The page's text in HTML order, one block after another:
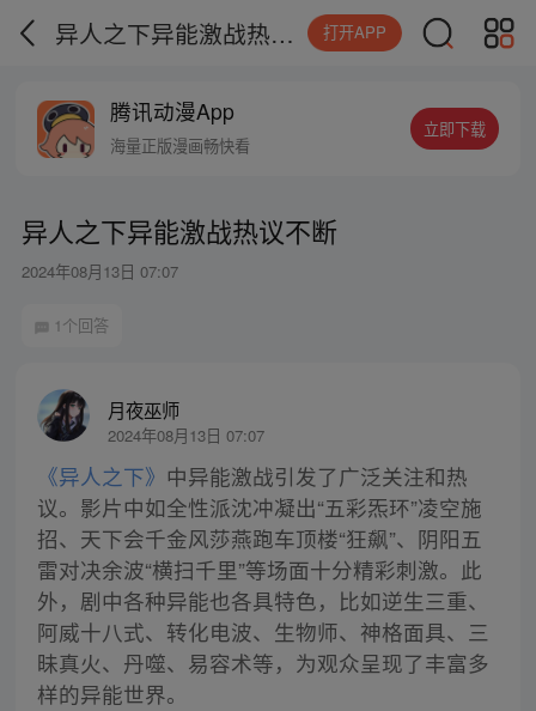
异人之下异能激战热议不断 打开APP
腾讯动漫App
海量正版漫画畅快看
立即下载
异人之下异能激战热议不断
2024年08月13日 07:07
1个回答
月夜巫师
2024年08月13日 07:07
《异人之下》 中异能激战引发了广泛关注和热
议。影片中如全性派沈冲凝出“五彩炁环”凌空施
招、天下会千金风莎燕跑车顶楼“狂飙”、阴阳五
雷对决余波“横扫千里”等场面十分精彩刺激。此
外，剧中各种异能也各具特色，比如逆生三重、
阿威十八式、转化电波、生物师、神格面具、三
昧真火、丹噬、易容术等，为观众呈现了丰富多
样的异能世界。